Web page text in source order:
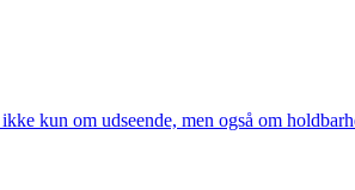
kun om udseende, men også om